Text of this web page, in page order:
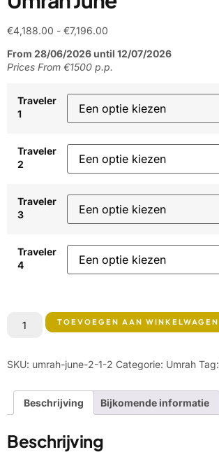
€4,188.00 - €7,196.00
From 28/06/2026 until 12/07/2026
Prices From €1500 p.p.
Traveler
1
Traveler
2
Traveler
3
Traveler
4
TOEVOEGEN AAN WINKELWAGEN
SKU: umrah-june-2-1-2 Categorie: Umrah Tag:
Beschrijving Bijkomende informatie
Beschrijving